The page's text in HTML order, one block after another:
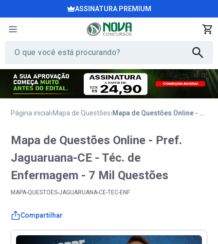
ASSINATURA PREMIUM
Página inicial Mapa de Questões Mapa de Questões Online - Pref. Jaguaruana-CE - Téc. de Enfermagem - 7 Mil Questões
Mapa de Questões Online - Pref.
Jaguaruana-CE - Téc. de
Enfermagem - 7 Mil Questões
MAPA-QUESTOES-JAGUARUANA-CE-TEC-ENF
Compartilhar